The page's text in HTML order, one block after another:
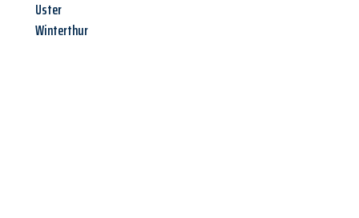
Uster
Winterthur